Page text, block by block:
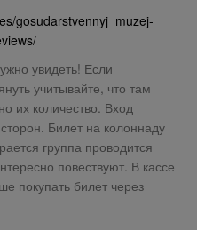
gosudarstvennyj_muzej-
увидеть! Если
учитывайте, что там
их количество. Вход
Билет на колоннаду
группа проводится
повествуют. В кассе
покупать билет через